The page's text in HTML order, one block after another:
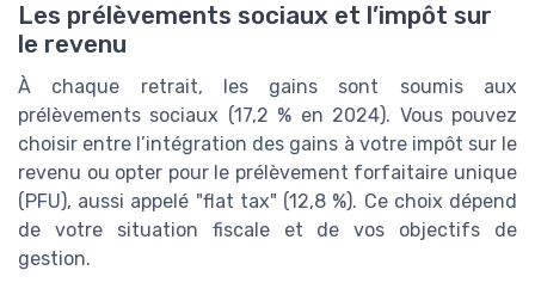
Les prélèvements sociaux et l’impôt sur
le revenu
À chaque retrait, les gains sont soumis aux
prélèvements sociaux (17,2 % en 2024). Vous pouvez
choisir entre l’intégration des gains à votre impôt sur le
revenu ou opter pour le prélèvement forfaitaire unique
(PFU), aussi appelé "flat tax" (12,8 %). Ce choix dépend
de votre situation fiscale et de vos objectifs de
gestion.